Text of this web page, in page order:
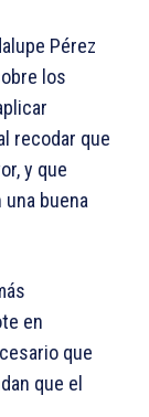
Pérez
los
recodar que
y que
buena
en
que
que el